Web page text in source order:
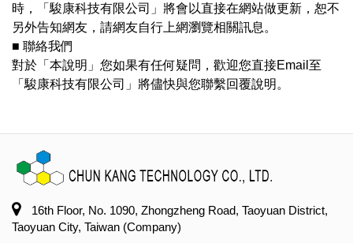
時，「駿康科技有限公司」將會以直接在網站做更新，恕不
另外告知網友，請網友自行上網瀏覽相關訊息。
■ 聯絡我們
對於「本說明」您如果有任何疑問，歡迎您直接Email至
「駿康科技有限公司」將儘快與您聯繫回覆說明。
16th Floor, No. 1090, Zhongzheng Road, Taoyuan District,
Taoyuan City, Taiwan (Company)